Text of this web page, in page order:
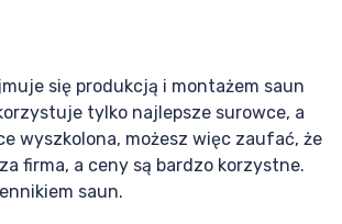
się produkcją i montażem saun
tylko najlepsze surowce, a
wyszkolona, możesz więc zaufać, że
firma, a ceny są bardzo korzystne.
saun.